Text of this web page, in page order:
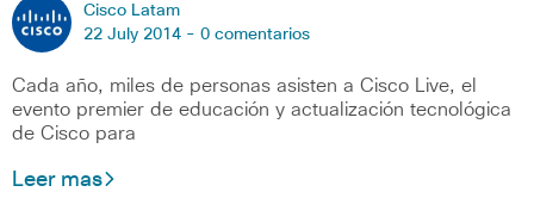
Cisco Latam
22 July 2014 - 0 comentarios
Cada año, miles de personas asisten a Cisco Live, el
evento premier de educación y actualización tecnológica
de Cisco para
Leer mas